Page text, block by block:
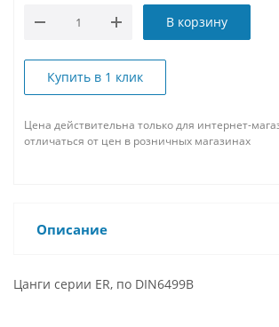
В корзину
Купить в 1 клик
Цена действительна только для интернет-
отличаться от цен в розничных магазинах
Описание
Цанги серии ER, по DIN6499B